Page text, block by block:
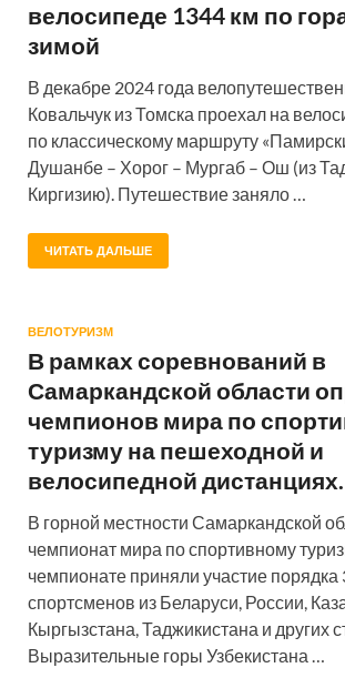
велосипеде 1344 км по
зимой
В декабре 2024 года
Ковальчук из Томска проехал на
по классическому маршруту
Душанбе – Хорог – Мургаб – Ош (из
Киргизию). Путешествие заняло …
ЧИТАТЬ ДАЛЬШЕ
ВЕЛОТУРИЗМ
В рамках соревнований в
Самаркандской области
чемпионов мира по
туризму на пешеходной и
велосипедной дистанциях.
В горной местности Самаркандской
чемпионат мира по спортивному
чемпионате приняли участие порядка
спортсменов из Беларуси, России,
Кыргызстана, Таджикистана и других
Выразительные горы Узбекистана …